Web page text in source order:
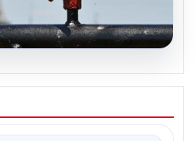
Petrol fiyatları
oldu? Brent petrol